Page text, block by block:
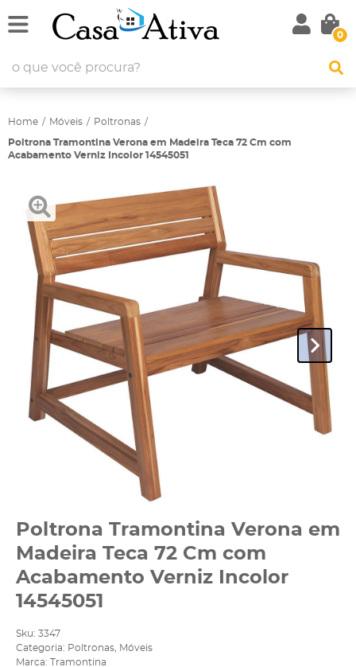
0
Home Móveis Poltronas
Poltrona Tramontina Verona em Madeira Teca 72 Cm com
Acabamento Verniz Incolor 14545051
Poltrona Tramontina Verona em
Madeira Teca 72 Cm com
Acabamento Verniz Incolor
14545051
Sku: 3347
Categoria: Poltronas
Móveis
Marca:
Tramontina